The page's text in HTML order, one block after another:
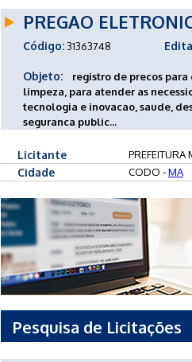
PREGAO
Código:31363748
Objeto:
registro de precos
limpeza, para atender as
tecnologia e inovacao, saude,
seguranca public...
Licitante PREFEITURA
Cidade CODO -MA
Pesquisa de Licitações